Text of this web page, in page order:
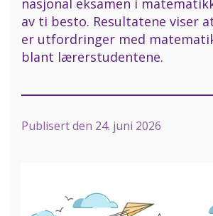
nasjonal eksamen i
av ti besto. Resultatene viser
er utfordringer med
blant lærerstudentene.
Publisert den 24. juni 2026